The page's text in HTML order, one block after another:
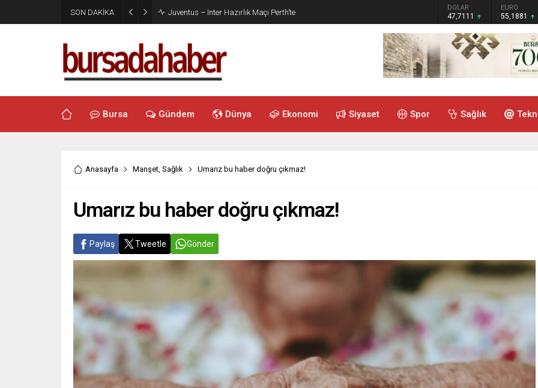
SON DAKİKA Juventus – Inter Hazırlık Maçı Perth’te DOLAR
47,7111
EURO
55,1881
Bursa Gündem Dünya Ekonomi Siyaset Spor Sağlık
Anasayfa Manşet, Sağlık Umarız bu haber doğru çıkmaz!
Umarız bu haber doğru çıkmaz!
Paylaş Tweetle Gönder